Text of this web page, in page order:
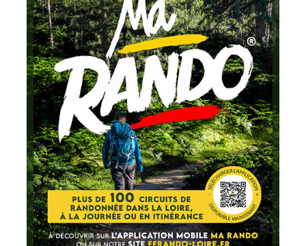
Chaque mois
testez un circuit
FFRandonnée